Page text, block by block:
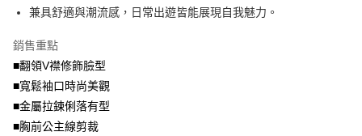
1.分期款項不併入電信帳單，「大哥付你分期」於每月結算日後寄送繳費提
醒簡訊。
帳／街口支付／iPASS MONEY」等通路繳費。
【注意事項】
1.本服務係由「台灣大哥大股份有限公司」（以下簡稱本公司）所提供，讓
用戶於交易時，得透過本服務購買商品或服務，並由商店將買賣／分期付款
買賣價金債權讓與本公司後，依約使用本公司帳單繳交帳款。
【「AFTEE先享後付」結帳流程】
結帳頁面，進行簡訊認證並確認金額後，即可完成結帳。
３．收到繳費通知簡訊後14天內，點擊此簡訊中的連結，可透過四大超商／
ATM／網路銀行／等多元方式進行付款，方視為交易完成。
※ 請注意：結帳手續完成當下不需立刻繳費，但若您需要取消訂單，請聯絡
購買商品的店家。未經商家同意取消之訂單仍視為有效，需透過AFTEE先享
後付繳納相關費用。
每筆NT$70，滿NT$699(含以上)免運費
付款後全家取貨
每筆NT$70，滿NT$699(含以上)免運費
7-11取貨付款
每筆NT$70，滿NT$799(含以上)免運費
兼具舒適與潮流感，日常出遊皆能展現自我魅力。
銷售重點
■翻領V襟修飾臉型
■寬鬆袖口時尚美觀
■金屬拉鍊俐落有型
■胸前公主線剪裁